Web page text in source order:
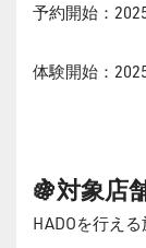
予約開始：
体験開始：
🍇対象店
HADOを行え